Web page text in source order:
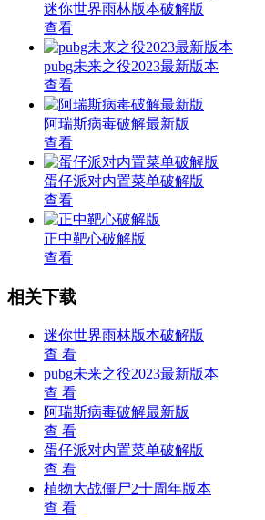
迷你世界雨林版本破解版
查看
pubg未来之役2023最新版本
查看
阿瑞斯病毒破解最新版
查看
蛋仔派对内置菜单破解版
查看
正中靶心破解版
查看
相关下载
迷你世界雨林版本破解版
查 看
pubg未来之役2023最新版本
查 看
阿瑞斯病毒破解最新版
查 看
蛋仔派对内置菜单破解版
查 看
植物大战僵尸2十周年版本
查 看